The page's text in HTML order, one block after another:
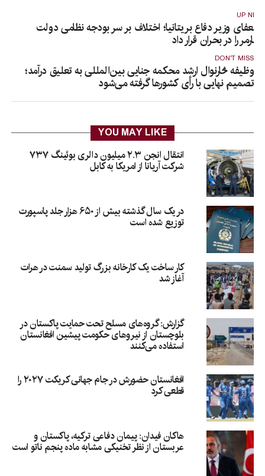
UP
وزیر دفاع بریتانیا؛ اختلاف بر سر بودجه نظامی دولت
را در بحران قرار داد
DON'T MISS
وظیفه څارنوال ارشد محکمه جنایی بین‌المللی به تعلیق درآمد؛
تصمیم نهایی با رأی کشورها گرفته می‌شود
YOU MAY LIKE
انتقال انجن ۲.۳ میلیون دالری بوئینگ ۷۳۷
شرکت آریانا از امریکا به کابل
در یک سال گذشته بیش از ۶۵۰ هزار جلد پاسپورت
توزیع شده است
کار ساخت یک کارخانه بزرگ تولید سمنت در هرات
آغاز شد
گزارش: گروه‌های مسلح تحت حمایت پاکستان در
بلوچستان از نیروهای حکومت پیشین افغانستان
استفاده می‌کنند
افغانستان حضورش در جام جهانی کریکت ۲۰۲۷ را
قطعی کرد
هاکان فیدان: پیمان دفاعی ترکیه، پاکستان و
عربستان از نظر تخنیکی مشابه ماده پنجم ناتو است